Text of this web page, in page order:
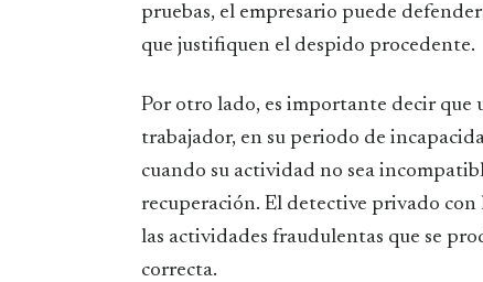
pruebas, el empresario puede
que justifiquen el despido procedente.
Por otro lado, es importante decir que
trabajador, en su periodo de
cuando su actividad no sea
recuperación. El detective privado
las actividades fraudulentas que se
correcta.